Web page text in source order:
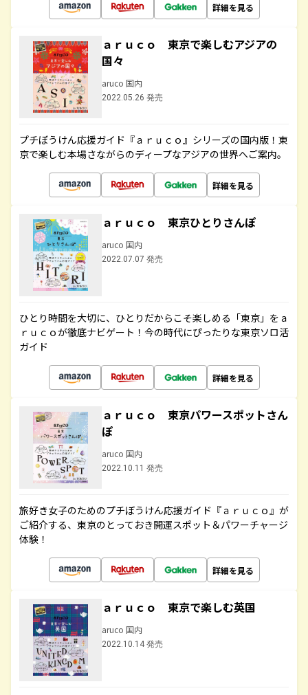
詳細を見る
ａｒｕｃｏ 東京で楽しむアジアの
国々
aruco 国内
2022.05.26 発売
プチぼうけん応援ガイド『ａｒｕｃｏ』シリーズの国内版！東
京で楽しむ本場さながらのディープなアジアの世界へご案内。
詳細を見る
ａｒｕｃｏ 東京ひとりさんぽ
aruco 国内
2022.07.07 発売
ひとり時間を大切に、ひとりだからこそ楽しめる「東京」をａ
ｒｕｃｏが徹底ナビゲート！今の時代にぴったりな東京ソロ活
ガイド
詳細を見る
ａｒｕｃｏ 東京パワースポットさん
ぽ
aruco 国内
2022.10.11 発売
旅好き女子のためのプチぼうけん応援ガイド『ａｒｕｃｏ』が
ご紹介する、東京のとっておき開運スポット＆パワーチャージ
体験！
詳細を見る
ａｒｕｃｏ 東京で楽しむ英国
aruco 国内
2022.10.14 発売